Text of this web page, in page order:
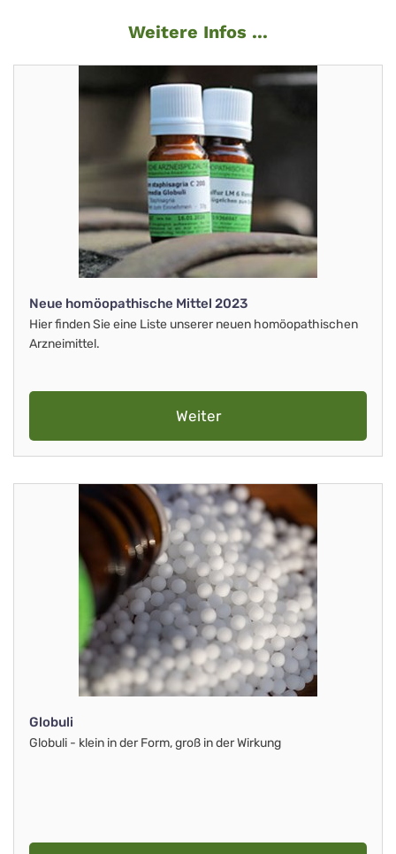
Weitere Infos ...
Neue homöopathische Mittel 2023
Hier finden Sie eine Liste unserer neuen homöopathischen
Arzneimittel.
Weiter
Globuli
Globuli - klein in der Form, groß in der Wirkung